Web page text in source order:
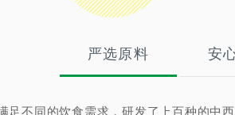
严选原料 安
足不同的饮食需求，研发了上百种的中